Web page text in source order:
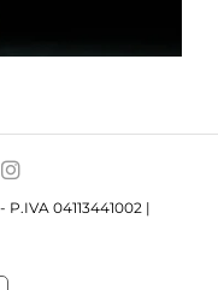
04113441002 |